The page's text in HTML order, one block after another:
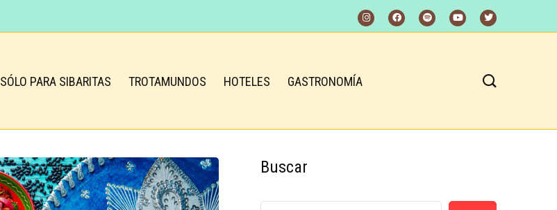
SÓLO PARA SIBARITAS TROTAMUNDOS HOTELES GASTRONOMÍA
Buscar